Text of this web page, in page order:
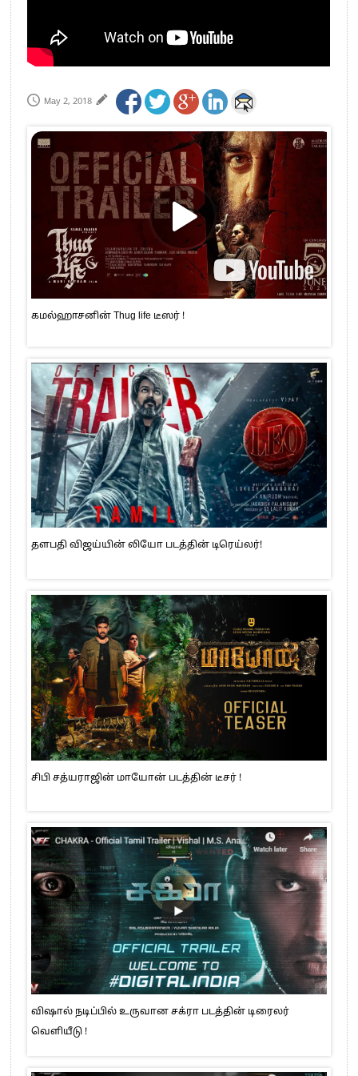
May 2, 2018
கமல்ஹாசனின் Thug life டீஸர் !
தளபதி விஜய்யின் லியோ படத்தின் டிரெய்லர்!
சிபி சத்யராஜின் மாயோன் படத்தின் டீசர் !
விஷால் நடிப்பில் உருவான சக்ரா படத்தின் டிரைலர்
வெளியீடு !